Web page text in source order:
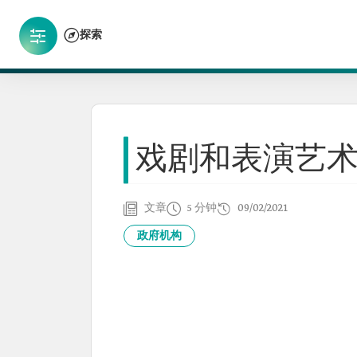
探索
戏剧和表演艺
文章 5 分钟 09/02/2021
政府机构